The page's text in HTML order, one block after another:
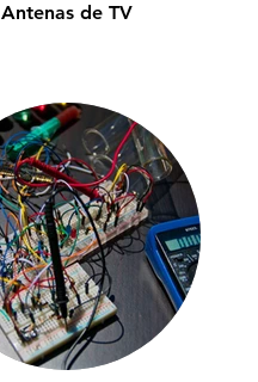
Antenas de TV